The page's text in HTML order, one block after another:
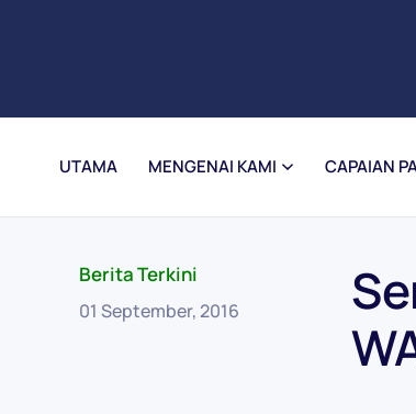
UTAMA MENGENAI KAMI CAPAIAN
Berita Terkini
01 September, 2016